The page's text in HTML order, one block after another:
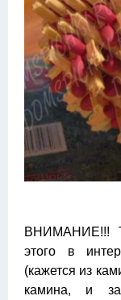
ВНИМАНИЕ!!!
этого в
(кажется из
камина, и